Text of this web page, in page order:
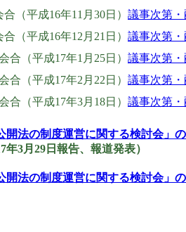
（平成16年11月30日） 議事次第
（平成16年12月21日） 議事次第
合（平成17年1月25日） 議事次第
合（平成17年2月22日） 議事次第
合（平成17年3月18日） 議事次第
開法の制度運営に関する検討会」
年3月29日報告、報道発表）
開法の制度運営に関する検討会」